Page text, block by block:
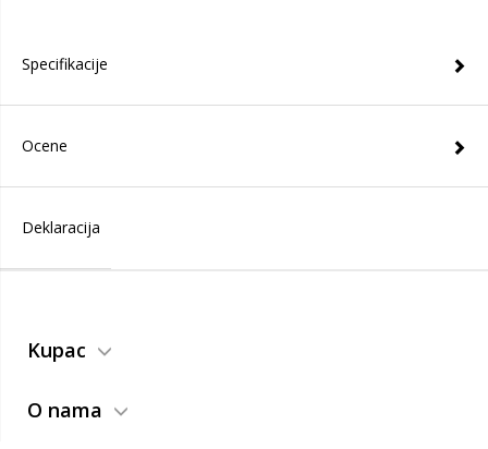
Specifikacije
Ocene
Deklaracija
Kupac
O nama